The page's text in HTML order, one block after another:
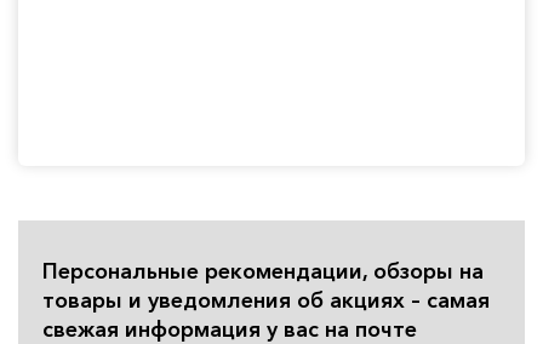
Персональные рекомендации, обзоры на
товары и уведомления об акциях – самая
свежая информация у вас на почте